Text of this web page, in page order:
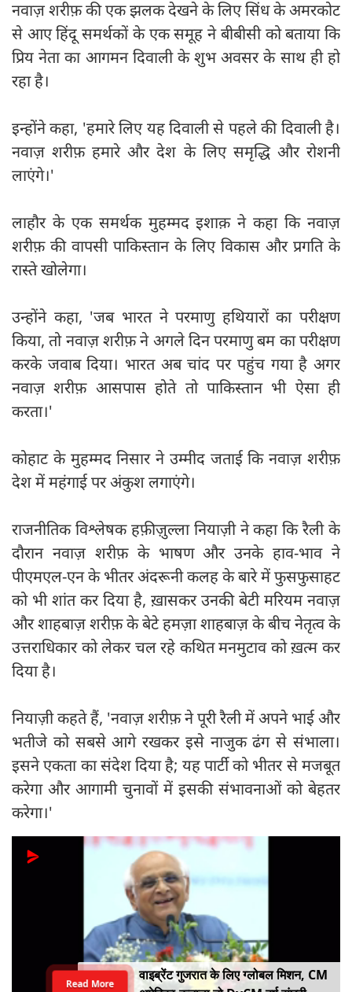
नवाज़ शरीफ़ की एक झलक देखने के लिए सिंध के अमरकोट
से आए हिंदू समर्थकों के एक समूह ने बीबीसी को बताया कि
प्रिय नेता का आगमन दिवाली के शुभ अवसर के साथ ही हो
रहा है।
इन्होंने कहा, 'हमारे लिए यह दिवाली से पहले की दिवाली है।
नवाज़ शरीफ़ हमारे और देश के लिए समृद्धि और रोशनी
लाएंगे।'
लाहौर के एक समर्थक मुहम्मद इशाक़ ने कहा कि नवाज़
शरीफ़ की वापसी पाकिस्तान के लिए विकास और प्रगति के
रास्ते खोलेगा।
उन्होंने कहा, 'जब भारत ने परमाणु हथियारों का परीक्षण
किया, तो नवाज़ शरीफ़ ने अगले दिन परमाणु बम का परीक्षण
करके जवाब दिया। भारत अब चांद पर पहुंच गया है अगर
नवाज़ शरीफ़ आसपास होते तो पाकिस्तान भी ऐसा ही
करता।'
कोहाट के मुहम्मद निसार ने उम्मीद जताई कि नवाज़ शरीफ़
देश में महंगाई पर अंकुश लगाएंगे।
राजनीतिक विश्लेषक हफ़ीज़ुल्ला नियाज़ी ने कहा कि रैली के
दौरान नवाज़ शरीफ़ के भाषण और उनके हाव-भाव ने
पीएमएल-एन के भीतर अंदरूनी कलह के बारे में फुसफुसाहट
को भी शांत कर दिया है, ख़ासकर उनकी बेटी मरियम नवाज़
और शाहबाज़ शरीफ़ के बेटे हमज़ा शाहबाज़ के बीच नेतृत्व के
उत्तराधिकार को लेकर चल रहे कथित मनमुटाव को ख़त्म कर
दिया है।
नियाज़ी कहते हैं, 'नवाज़ शरीफ़ ने पूरी रैली में अपने भाई और
भतीजे को सबसे आगे रखकर इसे नाजुक ढंग से संभाला।
इसने एकता का संदेश दिया है; यह पार्टी को भीतर से मजबूत
करेगा और आगामी चुनावों में इसकी संभावनाओं को बेहतर
करेगा।'
वाइब्रेंट गुजरात के लिए ग्लोबल मिशन, CM
Read More